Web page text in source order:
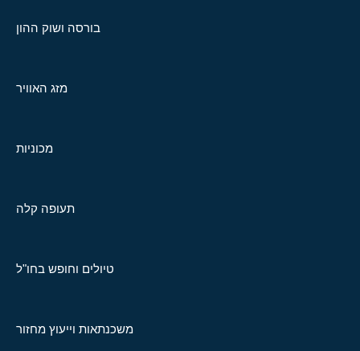
בורסה ושוק ההון
מזג האוויר
מכוניות
תעופה קלה
טיולים וחופש בחו"ל
משכנתאות וייעוץ מחזור